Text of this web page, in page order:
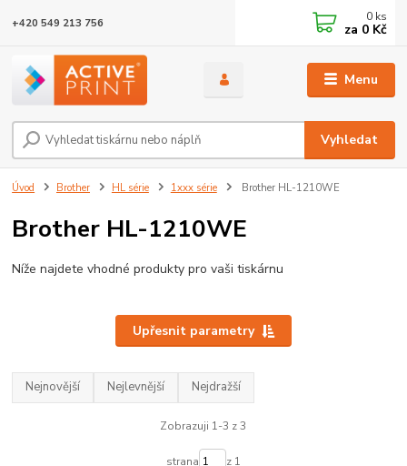
Menu
Vyhledat
+420 549 213 756 0 ks
za 0 Kč
Úvod Brother HL série 1xxx série Brother HL-1210WE
Brother HL-1210WE
Níže najdete vhodné produkty pro vaši tiskárnu
Upřesnit parametry
Nejnovější Nejlevnější Nejdražší
Zobrazuji 1-3 z 3
strana z 1